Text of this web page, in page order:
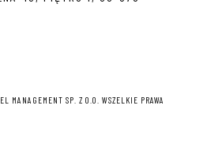
MANAGEMENT SP. Z O.O. WSZELKIE PRAWA